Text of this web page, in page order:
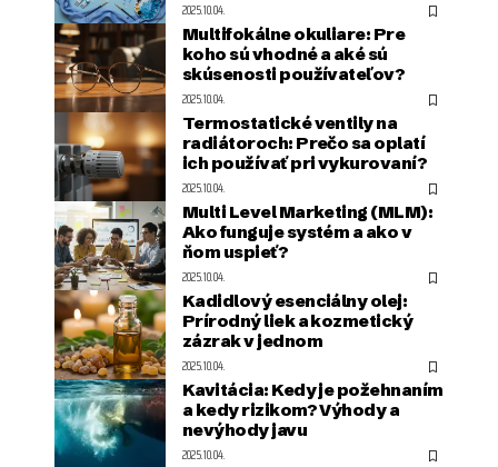
2025.10.04.
Multifokálne okuliare: Pre
koho sú vhodné a aké sú
skúsenosti používateľov?
2025.10.04.
Termostatické ventily na
radiátoroch: Prečo sa oplatí
ich používať pri vykurovaní?
2025.10.04.
Multi Level Marketing (MLM):
Ako funguje systém a ako v
ňom uspieť?
2025.10.04.
Kadidlový esenciálny olej:
Prírodný liek a kozmetický
zázrak v jednom
2025.10.04.
Kavitácia: Kedy je požehnaním
a kedy rizikom? Výhody a
nevýhody javu
2025.10.04.